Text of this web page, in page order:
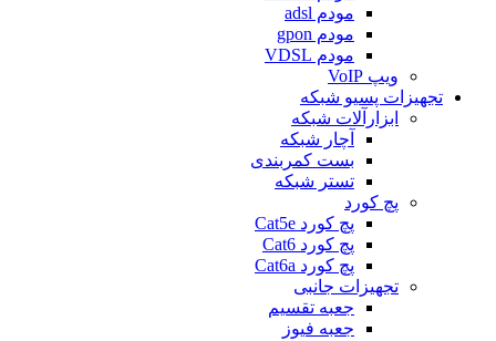
مودم adsl
مودم gpon
مودم VDSL
ویپ VoIP
تجهیزات پسیو شبکه
ابزارآلات شبکه
آچار شبکه
بست کمربندی
تستر شبكه
پچ کورد
پچ کورد Cat5e
پچ کورد Cat6
پچ کورد Cat6a
تجهیزات جانبی
جعبه تقسیم
جعبه فیوز